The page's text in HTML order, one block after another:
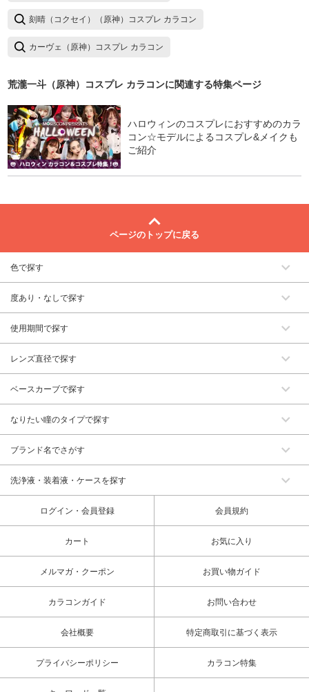
刻晴（コクセイ）（原神）コスプレ カラコン
カーヴェ（原神）コスプレ カラコン
荒瀧一斗（原神）コスプレ カラコンに関連する特集ページ
ハロウィンのコスプレにおすすめのカラ
コン☆モデルによるコスプレ&メイクも
ご紹介
ページのトップに戻る
色で探す
度あり・なしで探す
使用期間で探す
レンズ直径で探す
ベースカーブで探す
なりたい瞳のタイプで探す
ブランド名でさがす
洗浄液・装着液・ケースを探す
ログイン・会員登録 会員規約
カート お気に入り
メルマガ・クーポン お買い物ガイド
カラコンガイド お問い合わせ
会社概要 特定商取引に基づく表示
プライバシーポリシー カラコン特集